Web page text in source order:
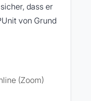
dass er
von Grund
(Zoom)